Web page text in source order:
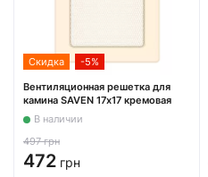
Скидка -5%
Вентиляционная решетка для
камина SAVEN 17х17 кремовая
В наличии
497 грн
472 грн